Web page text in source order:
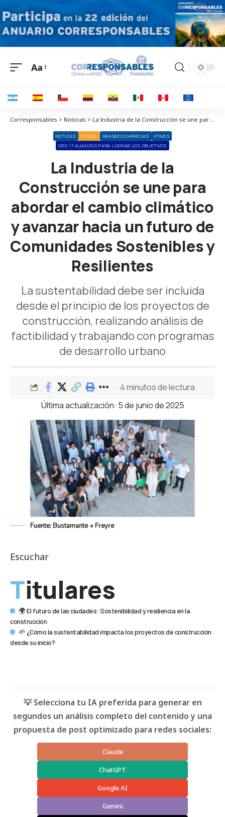
Aa
Corresponsables > Noticias > La Industria de la Construcción se une para abordar el cambio climático y avanzar hacia un futuro de Comunidades Sostenibles y Resilientes
NOTICIAS SOCIAL GRANDES EMPRESAS
PYMES
ODS 17 ALIANZAS PARA LOGRAR LOS OBJETIVOS
La Industria de la
Construcción se une para
abordar el cambio climático
y avanzar hacia un futuro de
Comunidades Sostenibles y
Resilientes
La sustentabilidad debe ser incluida
desde el principio de los proyectos de
construcción, realizando análisis de
factibilidad y trabajando con programas
de desarrollo urbano
Última actualización: 5 de junio de 2025
4 minutos de lectura
Fuente: Bustamante + Freyre
Escuchar
Titulares
🌍 El futuro de las ciudades: Sostenibilidad y resiliencia en la
construcción
🌱 ¿Cómo la sustentabilidad impacta los proyectos de construcción
desde su inicio?
💡 Selecciona tu IA preferida para generar en
segundos un análisis completo del contenido y una
propuesta de post optimizado para redes sociales:
Claude
ChatGPT
Google AI
Gemini